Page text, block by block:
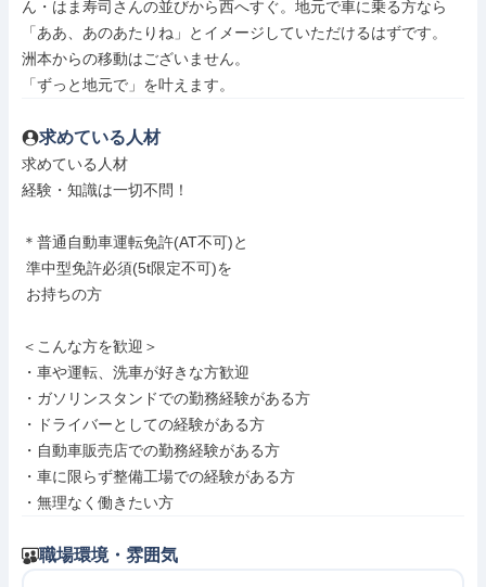
ん・はま寿司さんの並びから西へすぐ。地元で車に乗る方なら
「ああ、あのあたりね」とイメージしていただけるはずです。
洲本からの移動はございません。
「ずっと地元で」を叶えます。
求めている人材
求めている人材
経験・知識は一切不問！
＊普通自動車運転免許(AT不可)と
＜こんな方を歓迎＞
・車や運転、洗車が好きな方歓迎
・ガソリンスタンドでの勤務経験がある方
・ドライバーとしての経験がある方
・自動車販売店での勤務経験がある方
・車に限らず整備工場での経験がある方
・無理なく働きたい方
職場環境・雰囲気